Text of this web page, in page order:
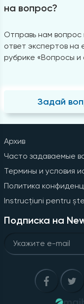
на вопрос?
Отправь нам
ответ экспертов на
рубрике «Вопросы и
Задай
Архив
Часто задаваемые
Термины и условия
Политика
Instrucțiuni pentru
Подписка на